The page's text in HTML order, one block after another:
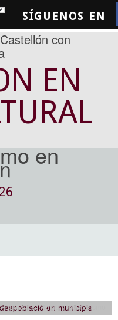
SÍGUENOS EN
en
Reportajes,Rutas y senderismo